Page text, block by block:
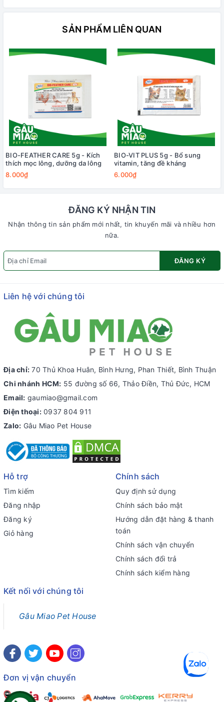
SẢN PHẨM LIÊN QUAN
BIO-FEATHER CARE 5g - Kích
thích mọc lông, dưỡng da lông
8.000₫
BIO-VIT PLUS 5g - Bổ sung
vitamin, tăng đề kháng
6.000₫
ĐĂNG KÝ NHẬN TIN
Nhận thông tin sản phẩm mới nhất, tin khuyến mãi và nhiều hơn
nữa.
ĐĂNG KÝ
Liên hệ với chúng tôi
Địa chỉ: 70 Thủ Khoa Huân, Bình Hưng, Phan Thiết, Bình Thuận
Chi nhánh HCM: 55 đường số 66, Thảo Điền, Thủ Đức, HCM
Email: gaumiao@gmail.com
Điện thoại: 0937 804 911
Zalo: Gâu Miao Pet House
Hỗ trợ
Tìm kiếm
Đăng nhập
Đăng ký
Giỏ hàng
Chính sách
Quy định sử dụng
Chính sách bảo mật
Hướng dẫn đặt hàng & thanh
toán
Chính sách vận chuyển
Chính sách đổi trả
Chính sách kiểm hàng
Kết nối với chúng tôi
Gâu Miao Pet House
Đơn vị vận chuyển